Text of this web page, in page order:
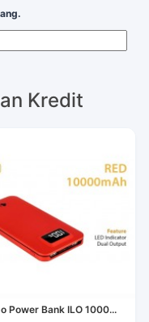
Kredit
Power Bank ILO 1000...